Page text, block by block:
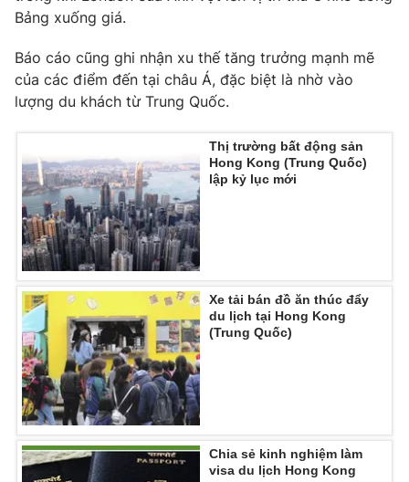
Nhân vật
Giải sao mai
Âm nhạc
Sao
Làm đẹp
Chất lượng cuộc sống
Giáo dục
Tuyển sinh
Công nghệ
Sản phẩm
Thị trường
Tư vấn
Giao lưu trực tuyến
Lịch phát sóng
Chuyên mục khác
Emagazine Podcast
Photo Infographic
Video Shorts video
VTV Money VTV Thể thao
Bảng xuống giá.
Báo cáo cũng ghi nhận xu thế tăng trưởng mạnh mẽ
của các điểm đến tại châu Á, đặc biệt là nhờ vào
lượng du khách từ Trung Quốc.
Thị trường bất động sản
Hong Kong (Trung Quốc)
lập kỷ lục mới
Xe tải bán đồ ăn thúc đẩy
du lịch tại Hong Kong
(Trung Quốc)
Chia sẻ kinh nghiệm làm
visa du lịch Hong Kong